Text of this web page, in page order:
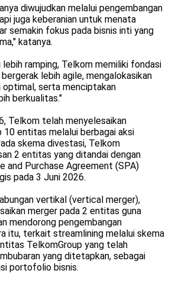
diwujudkan melalui pengembangan
juga keberanian untuk menata
semakin fokus pada bisnis inti yang
katanya.
ramping, Telkom memiliki fondasi
lebih agile, mengalokasikan
optimal, serta menciptakan
berkualitas."
Telkom telah menyelesaikan
entitas melalui berbagai aksi
skema divestasi, Telkom
2 entitas yang ditandai dengan
and Purchase Agreement (SPA)
pada 3 Juni 2026.
vertikal (vertical merger),
merger pada 2 entitas guna
mendorong pengembangan
itu, terkait streamlining melalui skema
TelkomGroup yang telah
yang ditetapkan, sebagai
portofolio bisnis.